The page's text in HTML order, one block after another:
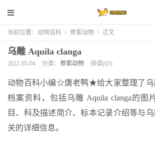
当前位置： 动物百科 > 脊索动物 > 正文
乌雕 Aquila clanga
2022-05-04 分类： 脊索动物 阅读(65)
动物百科小编☆唐老鸭★给大家整理了乌
档案资料，包括乌雕 Aquila clanga的图
目、科及描述简介、标本记录介绍等与乌
关的详细信息。